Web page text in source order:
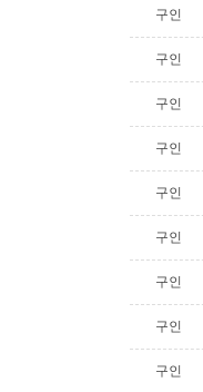
구인
구인
구인
구인
구인
구인
구인
구인
구인